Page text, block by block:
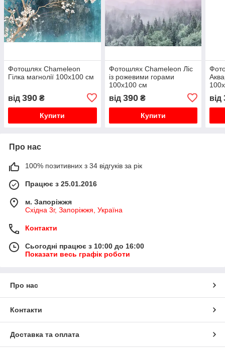
Фотошлях Chameleon
Гілка магнолії 100х100 см
від 390 ₴
Купити
Фотошлях Chameleon Ліс
із рожевими горами
100х100 см
від 390₴
Купити
від
Про нас
100% позитивних з 34 відгуків за рік
Працює з 25.01.2016
м. Запоріжжя
Східна 3г, Запоріжжя, Україна
Контакти
Сьогодні працює з 10:00 до 16:00
Показати весь графік роботи
Про нас
Контакти
Доставка та оплата